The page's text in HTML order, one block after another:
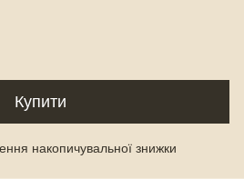
Купити
накопичувальної знижки